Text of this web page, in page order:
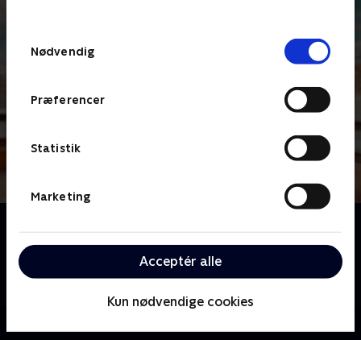
Nødvendig
Præferencer
Statistik
Marketing
Acceptér alle
Kun nødvendige cookies
Meyerheim og hans panel af kendte danskere er klar
til at dele generøst ud af erfaringer og anekdoter for
at hjælpe danskerne med deres dilemmaer.